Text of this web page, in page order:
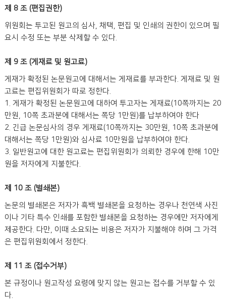
제 8 조 (편집권한)
위원회는 투고된 원고의 심사, 채택, 편집 및 인쇄의 권한이 있으며 필
요시 수정 또는 부분 삭제할 수 있다.
제 9 조 (게재료 및 원고료)
게재가 확정된 논문원고에 대해서는 게재료를 부과한다. 게재료 및 원
고료는 편집위원회가 따로 정한다.
1. 게재가 확정된 논문원고에 대하여 투고자는 게재료(10쪽까지는 20
만원, 10쪽 초과분에 대해서는 쪽당 1만원)를 납부하여야 한다
2. 긴급 논문심사의 경우 게재료(10쪽까지는 30만원, 10쪽 초과분에
대해서는 쪽당 1만원)와 심사료 10만원을 납부하여야 한다.
3. 일반원고에 대한 원고료는 편집위원회가 의뢰한 경우에 한해 10만
원을 저자에게 지불한다.
제 10 조 (별쇄본)
논문의 별쇄본은 저자가 흑백 별쇄본을 요청하는 경우나 천연색 사진
이나 기타 특수 인쇄를 포함한 별쇄본을 요청하는 경우에만 저자에게
제공한다. 다만, 이때 소요되는 비용은 저자가 지불해야 하며 그 가격
은 편집위원회에서 정한다.
제 11 조 (접수거부)
본 규정이나 원고작성 요령에 맞지 않는 원고는 접수를 거부할 수 있
다.